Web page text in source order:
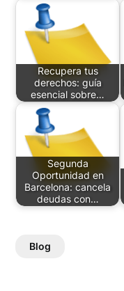
Recupera tus
derechos: guía
esencial sobre…
Segunda
Oportunidad en
Barcelona: cancela
deudas con…
Blog